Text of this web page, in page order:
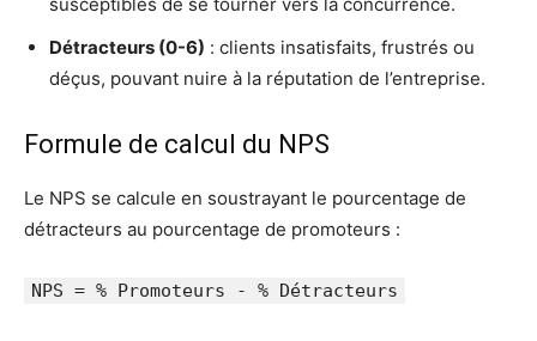
susceptibles de se tourner vers la concurrence.
Détracteurs (0-6) : clients insatisfaits, frustrés ou
déçus, pouvant nuire à la réputation de l’entreprise.
Formule de calcul du NPS
Le NPS se calcule en soustrayant le pourcentage de
détracteurs au pourcentage de promoteurs :
NPS = % Promoteurs - % Détracteurs